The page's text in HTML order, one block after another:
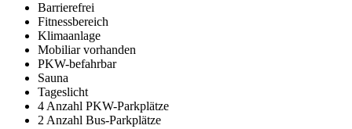
Barrierefrei
Fitnessbereich
Klimaanlage
Mobiliar vorhanden
PKW-befahrbar
Sauna
Tageslicht
4 Anzahl PKW-Parkplätze
2 Anzahl Bus-Parkplätze